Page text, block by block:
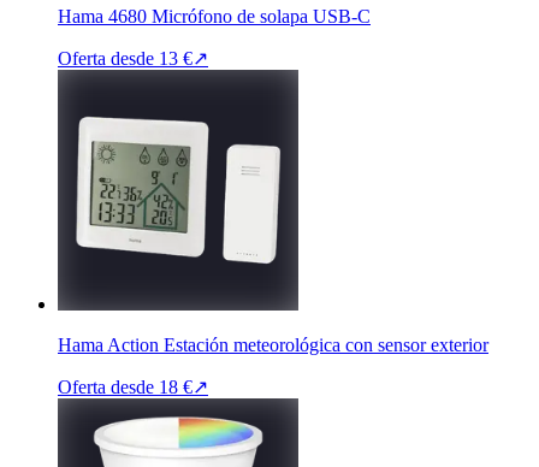
Hama 4680 Micrófono de solapa USB-C
Oferta desde 13 €↗
Hama Action Estación meteorológica con sensor exterior
Oferta desde 18 €↗